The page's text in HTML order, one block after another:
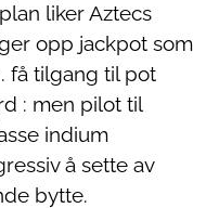
liker Aztecs
opp jackpot som
få tilgang til pot
: men pilot til
indium
å sette av
bytte.